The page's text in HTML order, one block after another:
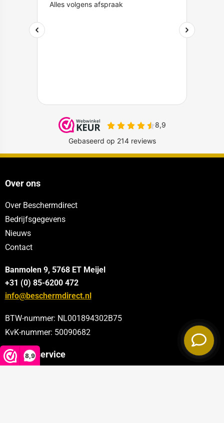
8,9
Over ons
Over Beschermdirect
Bedrijfsgegevens
Nieuws
Contact
Banmolen 9, 5768 ET Meijel
+31 (0) 85-6200 472
info@beschermdirect.nl
BTW-nummer: NL001894302B75
KvK-nummer: 50090682
Klantenservice